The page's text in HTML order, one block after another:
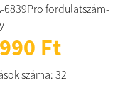
6839Pro fordulatszám-
Ft
száma: 32